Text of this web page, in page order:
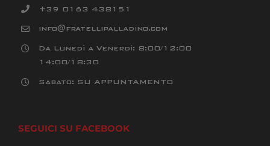
+39 0163 438151
info@fratellipalladino.com
Da Lunedì a Venerdì: 8:00/12:00
14:00/18:30
Sabato: SU APPUNTAMENTO
SEGUICI SU FACEBOOK